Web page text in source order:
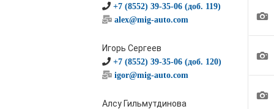
+7 (8552) 39-35-06 (доб. 119)
alex@mig-auto.com
Игорь Сергеев
+7 (8552) 39-35-06 (доб. 120)
igor@mig-auto.com
Алсу Гильмутдинова
1
1
1